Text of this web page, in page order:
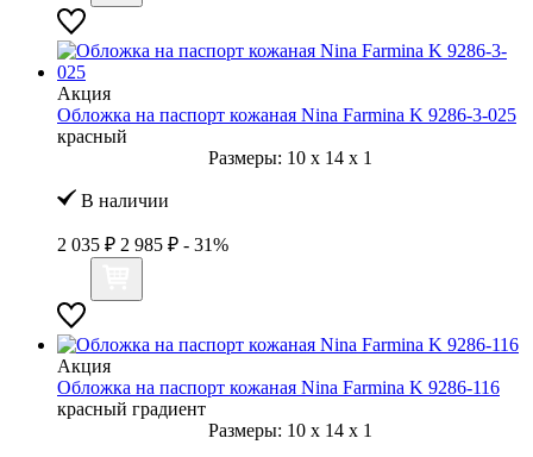
Акция
Обложка на паспорт кожаная Nina Farmina K 9286-3-025
красный
Размеры: 10 x 14 x 1
В наличии
2 035 ₽ 2 985 ₽ - 31%
Акция
Обложка на паспорт кожаная Nina Farmina K 9286-116
красный градиент
Размеры: 10 x 14 x 1